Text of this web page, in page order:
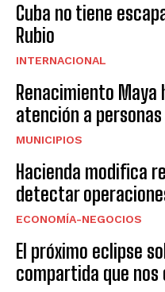
Cuba no tiene
Rubio
INTERNACIONAL
Renacimiento
atención a
MUNICIPIOS
Hacienda modifica
detectar
ECONOMÍA-NEGOCIOS
El próximo eclipse
compartida que